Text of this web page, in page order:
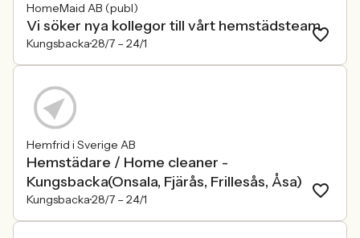
HomeMaid AB (publ)
Vi söker nya kollegor till vårt hemstädsteam.
Kungsbacka28/7 – 24/1
Hemfrid i Sverige AB
Hemstädare / Home cleaner -
Kungsbacka(Onsala, Fjärås, Frillesås, Åsa)
Kungsbacka28/7 – 24/1